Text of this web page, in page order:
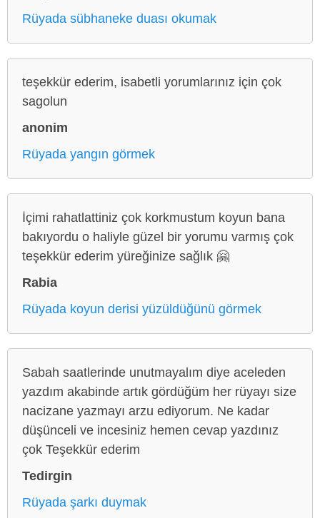
Rüyada sübhaneke duası okumak
teşekkür ederim, isabetli yorumlarınız için çok
sagolun
anonim
Rüyada yangın görmek
İçimi rahatlattiniz çok korkmustum koyun bana
bakıyordu o haliyle güzel bir yorumu varmış çok
teşekkür ederim yüreğinize sağlık 🤗
Rabia
Rüyada koyun derisi yüzüldüğünü görmek
Sabah saatlerinde unutmayalım diye aceleden
yazdım akabinde artık gördüğüm her rüyayı size
nacizane yazmayı arzu ediyorum. Ne kadar
düşünceli ve incesiniz hemen cevap yazdınız
çok Teşekkür ederim
Tedirgin
Rüyada şarkı duymak